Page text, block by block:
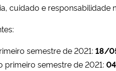
cuidado e responsabilidade
semestre de 2021: 18/
primeiro semestre de 2021: